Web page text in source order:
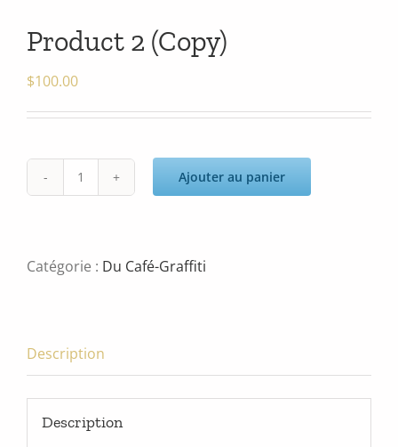
Product 2 (Copy)
$100.00
quantité
2
Ajouter au panier
Catégorie : Du Café-Graffiti
Description
Description